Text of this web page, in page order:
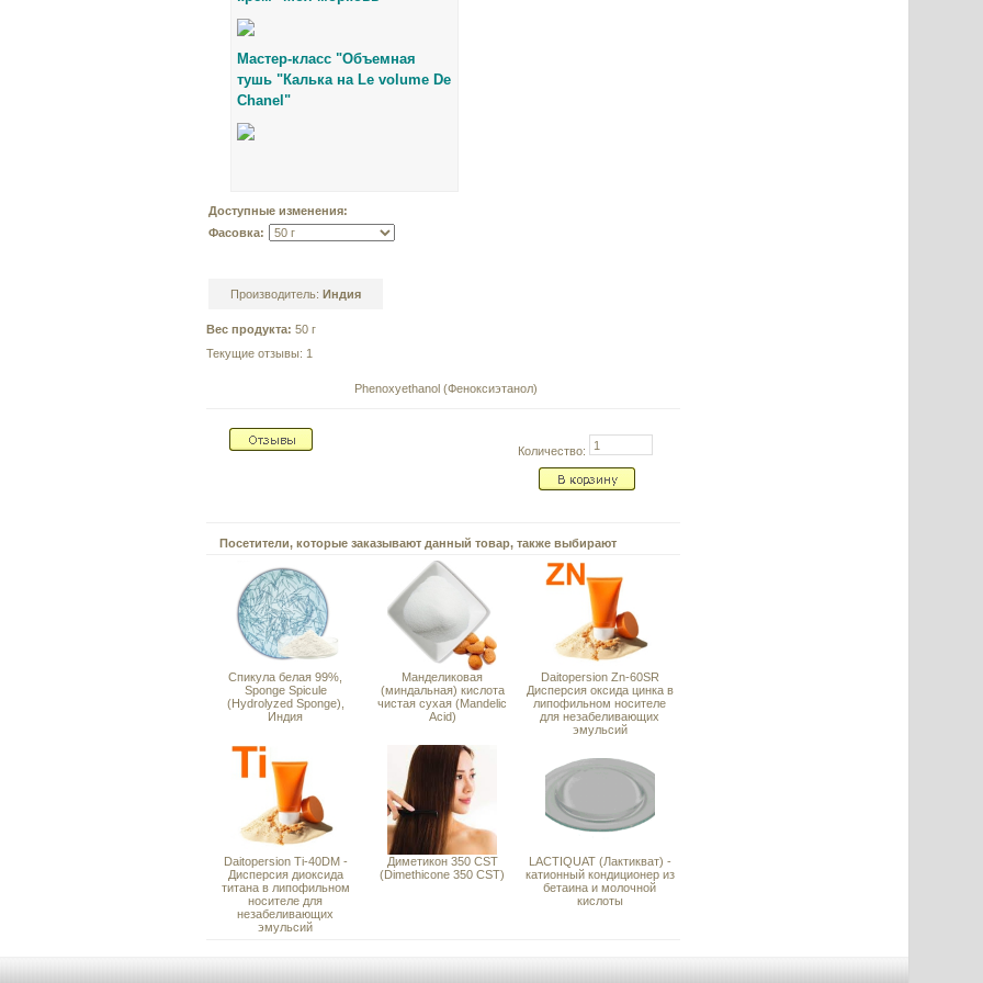
Мастер-класс "Объемная
тушь "Калька на Le volume De
Chanel"
Доступные изменения:
Фасовка:
Производитель: Индия
Вес продукта: 50 г
Текущие отзывы: 1
Phenoxyethanol (Феноксиэтанол)
Количество:
Посетители, которые заказывают данный товар, также выбирают
Спикула белая 99%,
Sponge Spicule
(Hydrolyzed Sponge),
Индия
Манделиковая
(миндальная) кислота
чистая сухая (Mandelic
Acid)
Daitopersion Zn-60SR
Дисперсия оксида цинка в
липофильном носителе
для незабеливающих
эмульсий
Daitopersion Ti-40DM -
Дисперсия диоксида
титана в липофильном
носителе для
незабеливающих
эмульсий
Диметикон 350 CST
(Dimethicone 350 CST)
LACTIQUAT (Лактикват) -
катионный кондиционер из
бетаина и молочной
кислоты